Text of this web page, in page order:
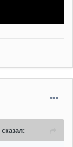
сказал: